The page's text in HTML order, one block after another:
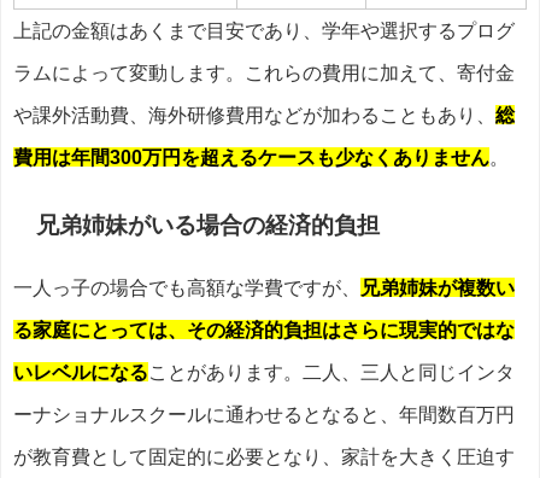
上記の金額はあくまで目安であり、学年や選択するプログ
ラムによって変動します。これらの費用に加えて、寄付金
や課外活動費、海外研修費用などが加わることもあり、 総
費用は年間300万円を超えるケースも少なくありません
兄弟姉妹がいる場合の経済的負担
一人っ子の場合でも高額な学費ですが、 兄弟姉妹が複数い
る家庭にとっては、その経済的負担はさらに現実的ではな
いレベルになる ことがあります。二人、三人と同じインタ
ーナショナルスクールに通わせるとなると、年間数百万円
が教育費として固定的に必要となり、家計を大きく圧迫す